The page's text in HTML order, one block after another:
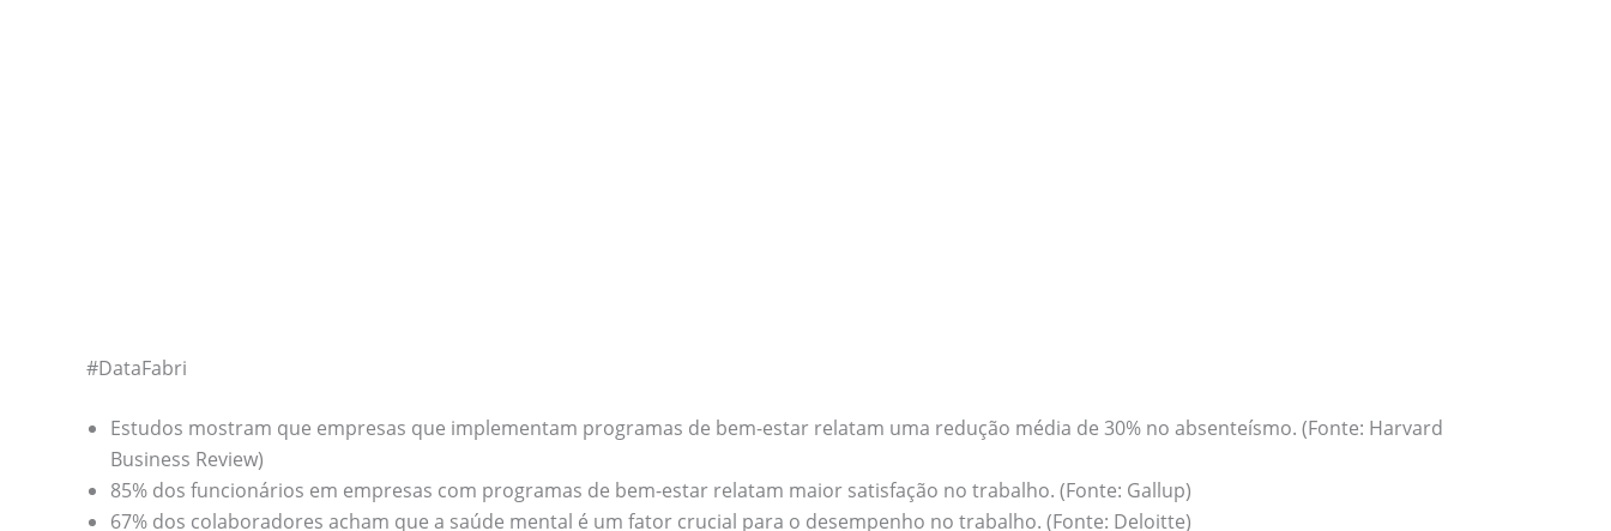
#DataFabri
Estudos mostram que empresas que implementam programas de bem-estar relatam uma redução média de 30% no absenteísmo. (Fonte: Harvard
Business Review)
85% dos funcionários em empresas com programas de bem-estar relatam maior satisfação no trabalho. (Fonte: Gallup)
67% dos colaboradores acham que a saúde mental é um fator crucial para o desempenho no trabalho. (Fonte: Deloitte)